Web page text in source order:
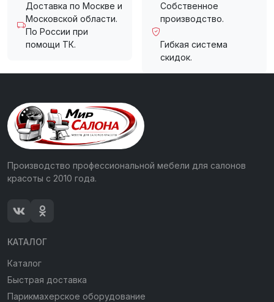
Доставка по Москве и
Московской области.
По России при
помощи ТК.
Собственное
производство.
Гибкая система
скидок.
Производство профессиональной мебели для салонов
красоты с 2010 года.
КАТАЛОГ
Каталог
Быстрая доставка
Парикмахерское оборудование